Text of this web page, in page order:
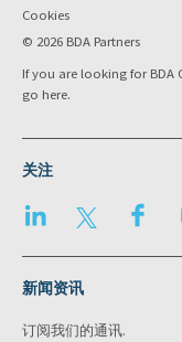
Cookies
© 2026 BDA Partners
If you are looking for BDA
go here.
关注
LinkedIn Twitter
新闻资讯
订阅我们的通讯.